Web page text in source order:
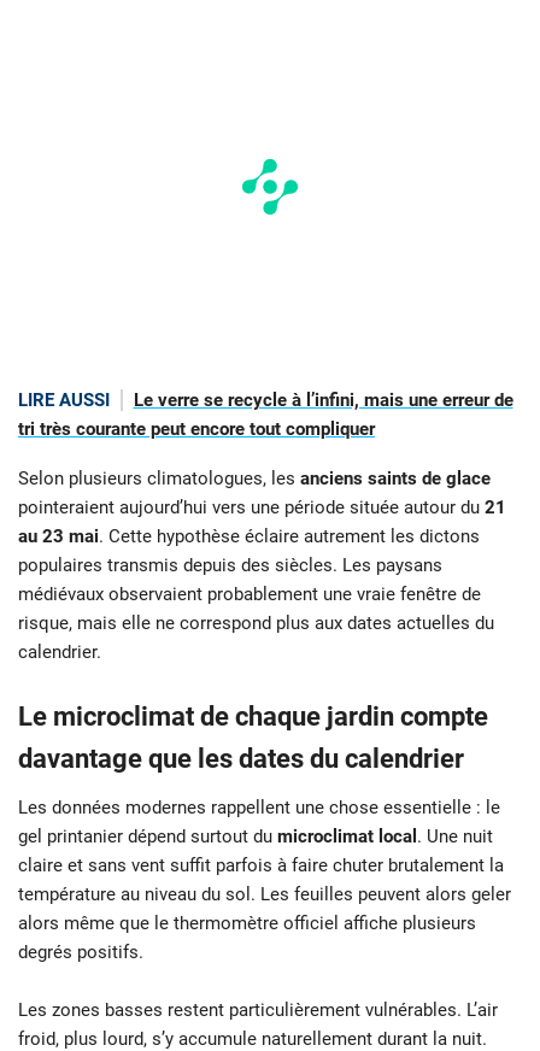
LIRE AUSSI
Le verre se recycle à l’infini, mais une erreur de
tri très courante peut encore tout compliquer
Selon plusieurs climatologues, les anciens saints de glace
pointeraient aujourd’hui vers une période située autour du 21
au 23 mai. Cette hypothèse éclaire autrement les dictons
populaires transmis depuis des siècles. Les paysans
médiévaux observaient probablement une vraie fenêtre de
risque, mais elle ne correspond plus aux dates actuelles du
calendrier.
Le microclimat de chaque jardin compte
davantage que les dates du calendrier
Les données modernes rappellent une chose essentielle : le
gel printanier dépend surtout du microclimat local . Une nuit
claire et sans vent suffit parfois à faire chuter brutalement la
température au niveau du sol. Les feuilles peuvent alors geler
alors même que le thermomètre officiel affiche plusieurs
degrés positifs.
Les zones basses restent particulièrement vulnérables. L’air
froid, plus lourd, s’y accumule naturellement durant la nuit.